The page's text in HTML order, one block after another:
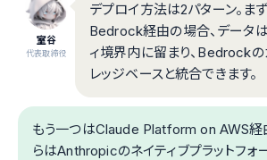
室谷
代表取締役
デプロイ方法は2パターン。ま
Bedrock経由の場合、データ
ィ境界内に留まり、Bedrock
レッジベースと統合できます。
もう一つはClaude Platform on AWS経
らはAnthropicのネイティブプラットフォ